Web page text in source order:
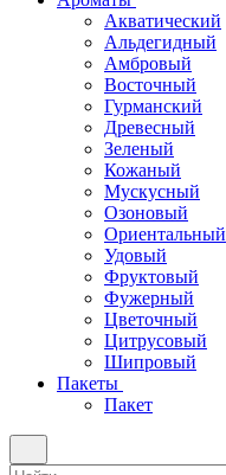
Акватический
Альдегидный
Амбровый
Восточный
Гурманский
Древесный
Зеленый
Кожаный
Мускусный
Озоновый
Ориентальный
Удовый
Фруктовый
Фужерный
Цветочный
Цитрусовый
Шипровый
Пакеты
Пакет